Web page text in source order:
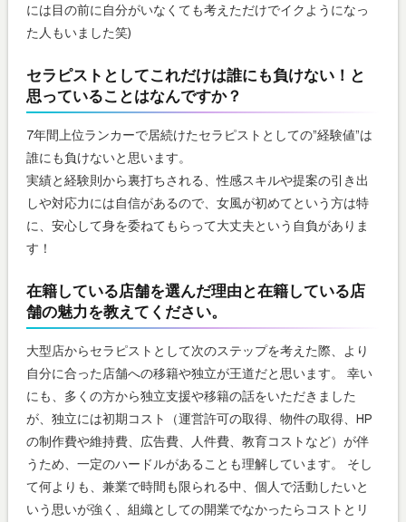
には目の前に自分がいなくても考えただけでイクようになっ
た人もいました笑)
セラピストとしてこれだけは誰にも負けない！と
思っていることはなんですか？
7年間上位ランカーで居続けたセラピストとしての”経験値”は
誰にも負けないと思います。
実績と経験則から裏打ちされる、性感スキルや提案の引き出
しや対応力には自信があるので、女風が初めてという方は特
に、安心して身を委ねてもらって大丈夫という自負がありま
す！
在籍している店舗を選んだ理由と在籍している店
舗の魅力を教えてください。
大型店からセラピストとして次のステップを考えた際、より
自分に合った店舗への移籍や独立が王道だと思います。 幸い
にも、多くの方から独立支援や移籍の話をいただきました
が、独立には初期コスト（運営許可の取得、物件の取得、HP
の制作費や維持費、広告費、人件費、教育コストなど）が伴
うため、一定のハードルがあることも理解しています。 そし
て何よりも、兼業で時間も限られる中、個人で活動したいと
いう思いが強く、組織としての開業でなかったらコストとリ